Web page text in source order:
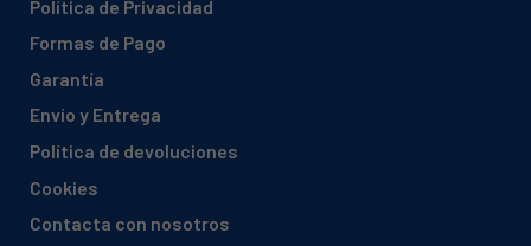
FABER, 110.0157.049 - CAPPA TENDER X A90
FABER, 110.0157.050 - CAPPA TENDER X A120
FABER, 110.0157.052 - CAPPA CONICA X A90
Política de Privacidad
Formas de Pago
Garantía
Envío y Entrega
Política de devoluciones
Cookies
Contacta con nosotros